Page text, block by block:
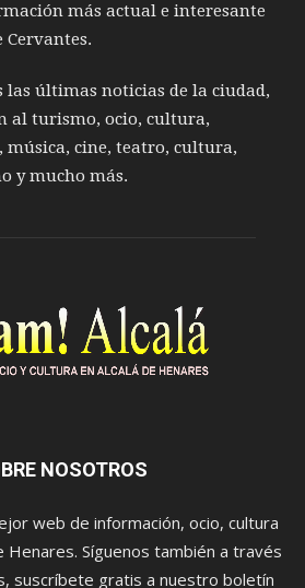
más actual e interesante
Cervantes.
las últimas noticias de la ciudad,
al turismo, ocio, cultura,
música, cine, teatro, cultura,
y mucho más.
NOSOTROS
web de información, ocio, cultura
Henares. Síguenos también a través
suscríbete gratis a nuestro boletín